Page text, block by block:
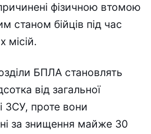
фізичною втомою
станом бійців під час
місій.
БПЛА становлять
від загальної
ЗСУ, проте вони
за знищення майже 30